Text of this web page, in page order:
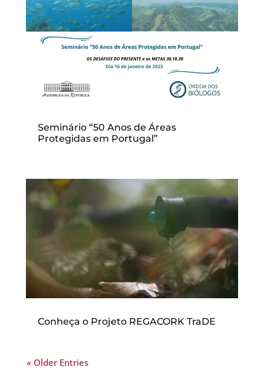
Seminário “50 Anos de Áreas
Protegidas em Portugal”
Conheça o Projeto REGACORK TraDE
« Older Entries